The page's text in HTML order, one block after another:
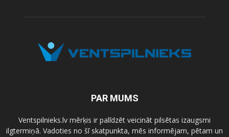
PAR MUMS
Ventspilnieks.lv mērķis ir palīdzēt veicināt pilsētas izaugsmi
ilgtermiņā. Vadoties no šī skatpunkta, mēs informējam, pētam un